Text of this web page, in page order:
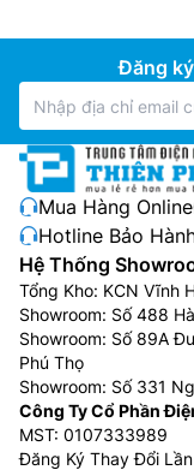
Đăng
Mua Hàng
Hotline Bảo
Hệ Thống
Tổng Kho: KCN Vĩnh
Showroom: Số 488
Showroom: Số 89A
Phú Thọ
Showroom: Số 331
Công Ty Cổ Phần
MST: 0107333989
Đăng Ký Thay Đổi